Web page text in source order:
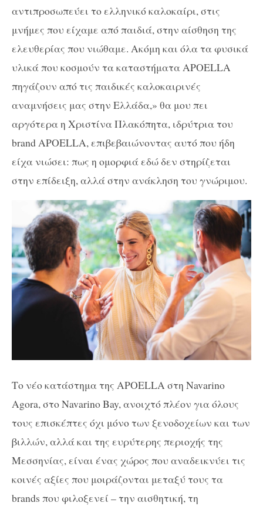
αντιπροσωπεύει το ελληνικό καλοκαίρι, στις
μνήμες που είχαμε από παιδιά, στην αίσθηση της
ελευθερίας που νιώθαμε. Ακόμη και όλα τα φυσικά
υλικά που κοσμούν τα καταστήματα APOELLA
πηγάζουν από τις παιδικές καλοκαιρινές
αναμνήσεις μας στην Ελλάδα,» θα μου πει
αργότερα η Χριστίνα Πλακόπητα, ιδρύτρια του
brand APOELLA, επιβεβαιώνοντας αυτό που ήδη
είχα νιώσει: πως η ομορφιά εδώ δεν στηρίζεται
στην επίδειξη, αλλά στην ανάκληση του γνώριμου.
Το νέο κατάστημα της APOELLA στη Navarino
Agora, στο Navarino Bay, ανοιχτό πλέον για όλους
τους επισκέπτες όχι μόνο των ξενοδοχείων και των
βιλλών, αλλά και της ευρύτερης περιοχής της
Μεσσηνίας, είναι ένας χώρος που αναδεικνύει τις
κοινές αξίες που μοιράζονται μεταξύ τους τα
brands που φιλοξενεί – την αισθητική, τη